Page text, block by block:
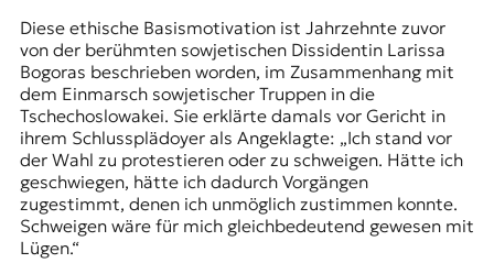
Diese ethische Basismotivation ist Jahrzehnte zuvor
von der berühmten sowjetischen Dissidentin Larissa
Bogoras beschrieben worden, im Zusammenhang mit
dem Einmarsch sowjetischer Truppen in die
Tschechoslowakei. Sie erklärte damals vor Gericht in
ihrem Schlussplädoyer als Angeklagte: „Ich stand vor
der Wahl zu protestieren oder zu schweigen. Hätte ich
geschwiegen, hätte ich dadurch Vorgängen
zugestimmt, denen ich unmöglich zustimmen konnte.
Schweigen wäre für mich gleichbedeutend gewesen mit
Lügen.“